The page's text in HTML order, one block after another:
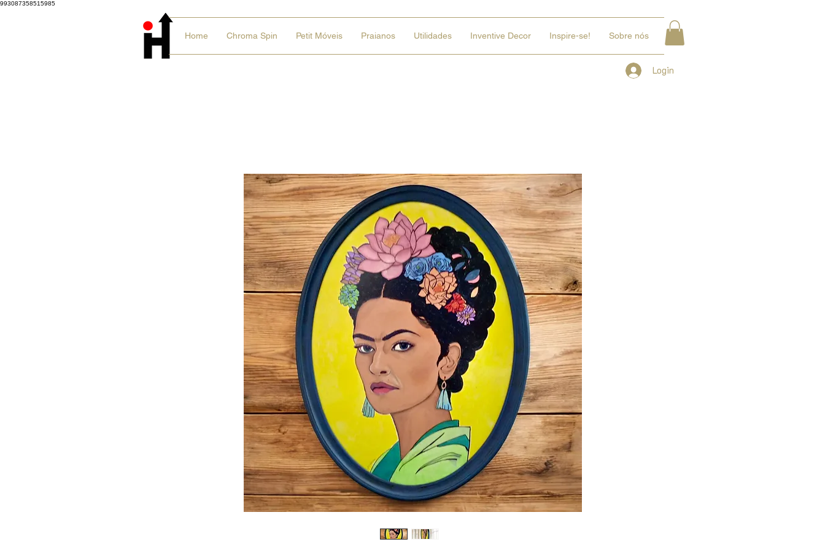
993087358515985
Home Chroma Spin Petit Móveis Praianos Utilidades Inventive Decor Inspire-se! Sobre nós
Login